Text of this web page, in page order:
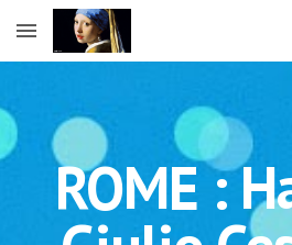
Skip to main content
ROME :